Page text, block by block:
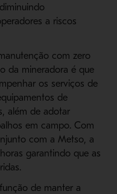
a riscos
com zero
da mineradora é que
os serviços de
de
além de adotar
em campo. Com
com a Metso, a
garantindo que as
de manter a